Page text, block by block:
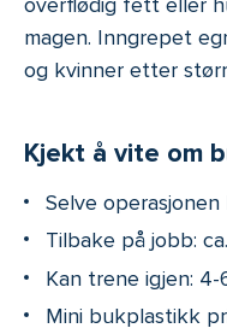
magen. Inngrepet
og kvinner etter
Kjekt å vite om
Selve
Tilbake på jobb:
Kan trene igjen:
Mini bukplastikk